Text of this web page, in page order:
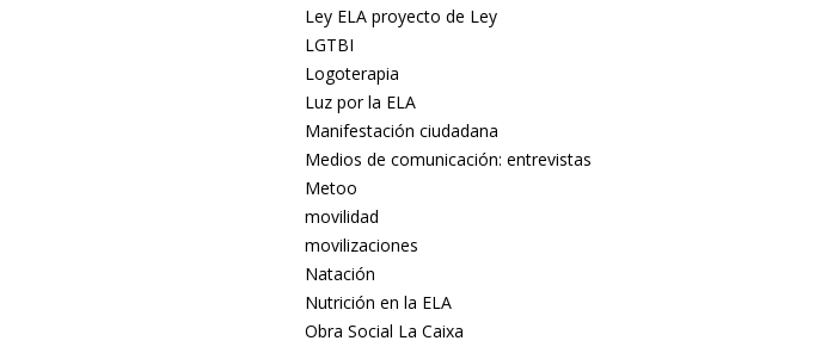
Ley ELA proyecto de Ley
LGTBI
Logoterapia
Luz por la ELA
Manifestación ciudadana
Medios de comunicación: entrevistas
Metoo
movilidad
movilizaciones
Natación
Nutrición en la ELA
Obra Social La Caixa